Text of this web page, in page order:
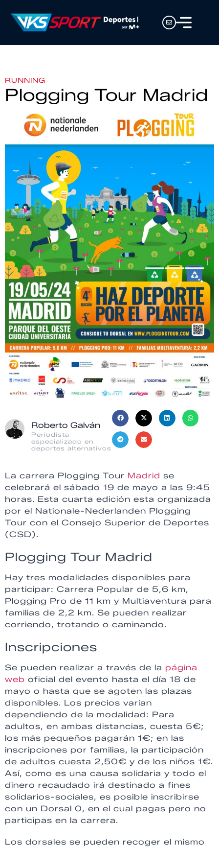
RUNNING
Plogging Tour Madrid
Roberto Galván
Periodista
especializado en
deportes alternativos
La carrera Plogging Tour Madrid se
celebrará el sábado 19 de mayo a las 9:45
horas. Esta cuarta edición esta organizada
por el Nationale-Nederlanden Plogging
Tour con el Consejo Superior de Deportes
(CSD).
Plogging Tour Madrid
Hay tres modalidades disponibles para
participar: Carrera Popular de 5,6 km,
Plogging Pro de 11 km y Multiaventura para
familias de 2,2 km. Se pueden realizar
corriendo, trotando o caminando.
Inscripciones
Se pueden realizar a través de la página
web oficial del evento hasta el día 18 de
mayo o hasta que se agoten las plazas
disponibles. Los precios varían
dependiendo de la modalidad: Para
adultos, en ambas distancias, cuesta 5€;
los más pequeños pagarán 1€; en las
inscripciones por familias, la participación
de adultos cuesta 2,50€ y de los niños 1€.
Así, como es una causa solidaria y todo el
dinero recaudado irá destinado a fines
solidarios-sociales, es posible inscribirse
con un Dorsal 0, en el cual pagas pero no
participas en la carrera.
Los dorsales se pueden recoger el mismo